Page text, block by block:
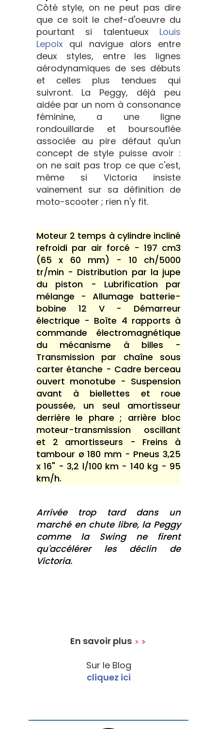
Côté style, on ne peut pas dire
que ce soit le chef-d'oeuvre du
pourtant si talentueux Louis
Lepoix qui navigue alors entre
deux styles, entre les lignes
aérodynamiques de ses débuts
et celles plus tendues qui
suivront. La Peggy, déjà peu
aidée par un nom à consonance
féminine, a une ligne
rondouillarde et boursouflée
associée au pire défaut qu'un
concept de style puisse avoir :
on ne sait pas trop ce que c'est,
même si Victoria insiste
vainement sur sa définition de
moto-scooter ; rien n'y fit.
Moteur 2 temps à cylindre incliné
refroidi par air forcé - 197 cm3
(65 x 60 mm) - 10 ch/5000
tr/min - Distribution par la jupe
du piston - Lubrification par
mélange - Allumage batterie-
bobine 12 V - Démarreur
électrique - Boîte 4 rapports à
commande électromagnétique
du mécanisme à billes -
Transmission par chaîne sous
carter étanche - Cadre berceau
ouvert monotube - Suspension
avant à biellettes et roue
poussée, un seul amortisseur
derrière le phare ; arrière bloc
moteur-transmission oscillant
et 2 amortisseurs - Freins à
tambour ø 180 mm - Pneus 3,25
x 16" - 3,2 l/100 km - 140 kg - 95
km/h.
Arrivée trop tard dans un
marché en chute libre, la Peggy
comme la Swing ne firent
qu'accélérer les déclin de
Victoria.
En savoir plus
Sur le Blog
cliquez ici